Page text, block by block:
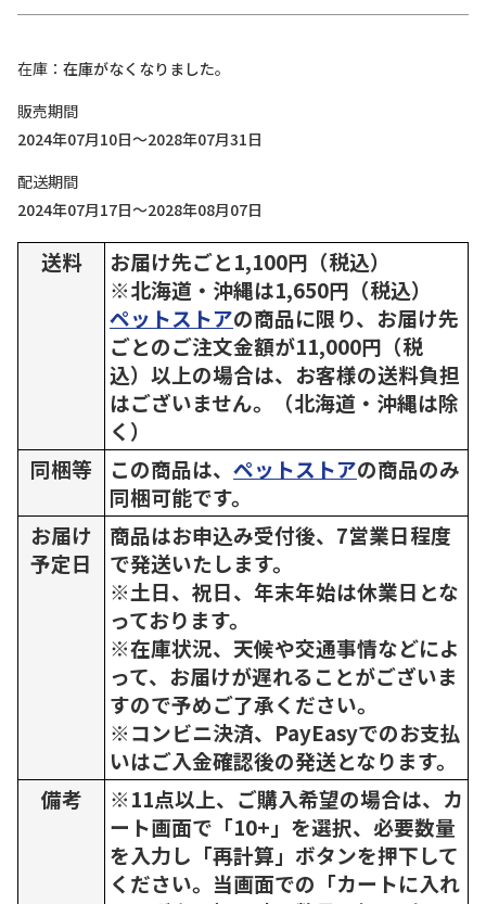
在庫
在庫がなくなりました。
販売期間
2024年07月10日～2028年07月31日
配送期間
2024年07月17日～2028年08月07日
送料
お届け先ごと1,100円（税込）
※北海道・沖縄は1,650円（税込）
ペットストアの商品に限り、お届け先
ごとのご注文金額が11,000円（税
込）以上の場合は、お客様の送料負担
はございません。（北海道・沖縄は除
く）
同梱等
この商品は、 ペットストアの商品のみ
同梱可能です。
お届け
予定日
商品はお申込み受付後、7営業日程度
で発送いたします。
※土日、祝日、年末年始は休業日とな
っております。
※在庫状況、天候や交通事情などによ
って、お届けが遅れることがございま
すので予めご了承ください。
※コンビニ決済、PayEasyでのお支払
いはご入金確認後の発送となります。
備考
※11点以上、ご購入希望の場合は、カ
ート画面で「10+」を選択、必要数量
を入力し「再計算」ボタンを押下して
ください。当画面での「カートに入れ